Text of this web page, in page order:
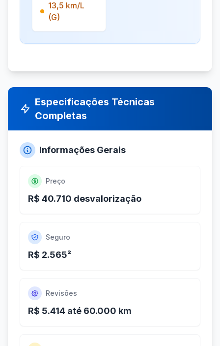
13,5 km/L
(G)
Especificações Técnicas
Completas
Informações Gerais
Preço
R$ 40.710 desvalorização
Seguro
R$ 2.565²
Revisões
R$ 5.414 até 60.000 km